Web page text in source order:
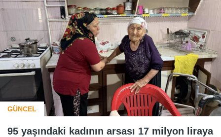
GÜNCEL
95 yaşındaki kadının arsası 17 milyon liraya